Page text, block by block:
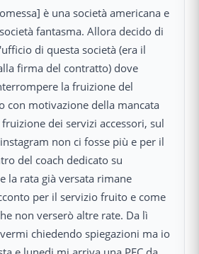
è una società americana e
fantasma. Allora decido di
di questa società (era il
firma del contratto) dove
la fruizione del
con motivazione della mancata
dei servizi accessori, sul
non ci fosse più e per il
del coach dedicato su
la rata già versata rimane
per il servizio fruito e come
non verserò altre rate. Da lì
chiedendo spiegazioni ma io